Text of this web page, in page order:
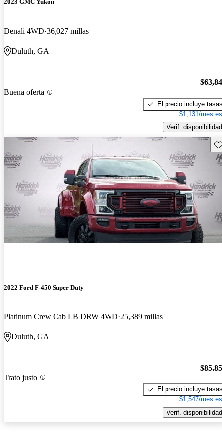
2023 GMC Yukon
Denali 4WD 36,027 millas
Duluth, GA
Buena oferta
El precio incluye tasas
$1,131/mes
Verif. disponibilidad
2022 Ford F-450 Super Duty
Platinum Crew Cab LB DRW 4WD 25,389 millas
Duluth, GA
Trato justo
El precio incluye tasas
$1,547/mes
Verif. disponibilidad